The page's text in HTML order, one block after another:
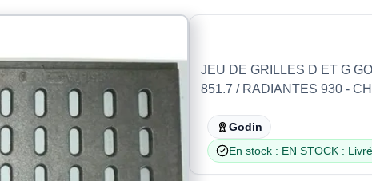
JEU DE GRILLES D ET G
851.7 / RADIANTES 930 -
Godin
En stock : EN STOCK :